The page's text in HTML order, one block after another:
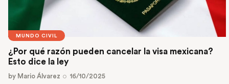
MUNDO CIVIL
¿Por qué razón pueden cancelar la visa mexicana?
Esto dice la ley
by Mario Álvarez 16/10/2025